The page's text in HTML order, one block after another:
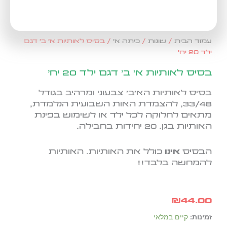
עמוד הבית/שונות/כיתה א' / בסיס לאותיות א' ב' דגם
ילד 20 יח'
בסיס לאותיות א' ב' דגם ילד 20 יח'
בסיס לאותיות הא'ב' צבעוני ומרהיב בגודל
33/48, להצמדת האות השבועית הנלמדת,
מתאים לחלוקה לכל ילד או לשימוש בפינת
האותיות בגן. 20 יחידות בחבילה.
הבסיסאינוכולל את האותיות. האותיות
להמחשה בלבד!!
₪44.00
זמינות: קיים במלאי
כמות